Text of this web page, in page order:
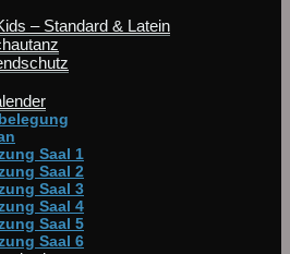
– Standard & Latein
Saal 1
Saal 2
Saal 3
Saal 4
Saal 5
Saal 6